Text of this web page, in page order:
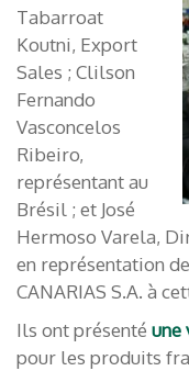
Tabarroat
Koutni, Export
Sales ; Clilson
Fernando
Vasconcelos
Ribeiro,
représentant au
Brésil ; et José
Hermoso Varela,
en représentation
CANARIAS S.A. à
Ils ont présenté une
pour les produits